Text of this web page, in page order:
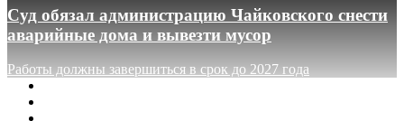
Суд обязал администрацию Чайковского снести
аварийные дома и вывезти мусор
Работы должны завершиться в срок до 2027 года